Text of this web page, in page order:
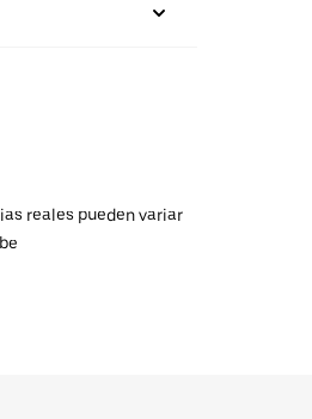
reales pueden variar